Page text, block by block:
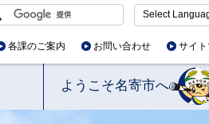
Select
各課のご案内 お問い合わせ サイ
ようこそ名寄市へ